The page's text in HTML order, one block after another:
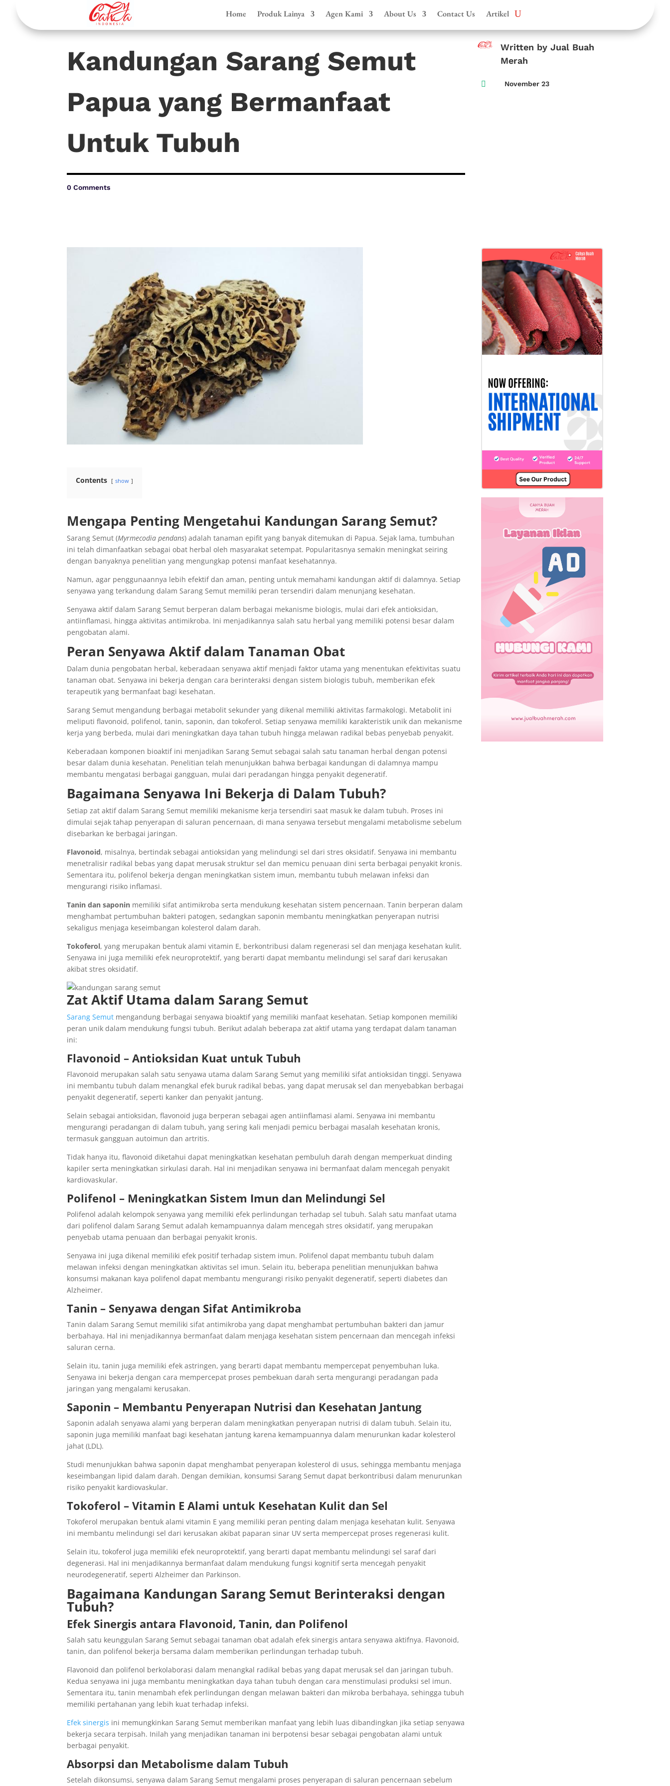
Home Produk Lainya Agen Kami About Us Contact Us Artikel
Kandungan Sarang Semut
Papua yang Bermanfaat
Untuk Tubuh
0 Comments
Written by Jual Buah
Merah
 November 23
Contents show
Mengapa Penting Mengetahui Kandungan Sarang Semut?
Sarang Semut (Myrmecodia pendans) adalah tanaman epifit yang banyak ditemukan di Papua. Sejak lama, tumbuhan
ini telah dimanfaatkan sebagai obat herbal oleh masyarakat setempat. Popularitasnya semakin meningkat seiring
dengan banyaknya penelitian yang mengungkap potensi manfaat kesehatannya.
Namun, agar penggunaannya lebih efektif dan aman, penting untuk memahami kandungan aktif di dalamnya. Setiap
senyawa yang terkandung dalam Sarang Semut memiliki peran tersendiri dalam menunjang kesehatan.
Senyawa aktif dalam Sarang Semut berperan dalam berbagai mekanisme biologis, mulai dari efek antioksidan,
antiinflamasi, hingga aktivitas antimikroba. Ini menjadikannya salah satu herbal yang memiliki potensi besar dalam
pengobatan alami.
Peran Senyawa Aktif dalam Tanaman Obat
Dalam dunia pengobatan herbal, keberadaan senyawa aktif menjadi faktor utama yang menentukan efektivitas suatu
tanaman obat. Senyawa ini bekerja dengan cara berinteraksi dengan sistem biologis tubuh, memberikan efek
terapeutik yang bermanfaat bagi kesehatan.
Sarang Semut mengandung berbagai metabolit sekunder yang dikenal memiliki aktivitas farmakologi. Metabolit ini
meliputi flavonoid, polifenol, tanin, saponin, dan tokoferol. Setiap senyawa memiliki karakteristik unik dan mekanisme
kerja yang berbeda, mulai dari meningkatkan daya tahan tubuh hingga melawan radikal bebas penyebab penyakit.
Keberadaan komponen bioaktif ini menjadikan Sarang Semut sebagai salah satu tanaman herbal dengan potensi
besar dalam dunia kesehatan. Penelitian telah menunjukkan bahwa berbagai kandungan di dalamnya mampu
membantu mengatasi berbagai gangguan, mulai dari peradangan hingga penyakit degeneratif.
Bagaimana Senyawa Ini Bekerja di Dalam Tubuh?
Setiap zat aktif dalam Sarang Semut memiliki mekanisme kerja tersendiri saat masuk ke dalam tubuh. Proses ini
dimulai sejak tahap penyerapan di saluran pencernaan, di mana senyawa tersebut mengalami metabolisme sebelum
disebarkan ke berbagai jaringan.
Flavonoid, misalnya, bertindak sebagai antioksidan yang melindungi sel dari stres oksidatif. Senyawa ini membantu
menetralisir radikal bebas yang dapat merusak struktur sel dan memicu penuaan dini serta berbagai penyakit kronis.
Sementara itu, polifenol bekerja dengan meningkatkan sistem imun, membantu tubuh melawan infeksi dan
mengurangi risiko inflamasi.
Tanin dan saponin memiliki sifat antimikroba serta mendukung kesehatan sistem pencernaan. Tanin berperan dalam
menghambat pertumbuhan bakteri patogen, sedangkan saponin membantu meningkatkan penyerapan nutrisi
sekaligus menjaga keseimbangan kolesterol dalam darah.
Tokoferol, yang merupakan bentuk alami vitamin E, berkontribusi dalam regenerasi sel dan menjaga kesehatan kulit.
Senyawa ini juga memiliki efek neuroprotektif, yang berarti dapat membantu melindungi sel saraf dari kerusakan
akibat stres oksidatif.
Zat Aktif Utama dalam Sarang Semut
Sarang Semut mengandung berbagai senyawa bioaktif yang memiliki manfaat kesehatan. Setiap komponen memiliki
peran unik dalam mendukung fungsi tubuh. Berikut adalah beberapa zat aktif utama yang terdapat dalam tanaman
ini:
Flavonoid – Antioksidan Kuat untuk Tubuh
Flavonoid merupakan salah satu senyawa utama dalam Sarang Semut yang memiliki sifat antioksidan tinggi. Senyawa
ini membantu tubuh dalam menangkal efek buruk radikal bebas, yang dapat merusak sel dan menyebabkan berbagai
penyakit degeneratif, seperti kanker dan penyakit jantung.
Selain sebagai antioksidan, flavonoid juga berperan sebagai agen antiinflamasi alami. Senyawa ini membantu
mengurangi peradangan di dalam tubuh, yang sering kali menjadi pemicu berbagai masalah kesehatan kronis,
termasuk gangguan autoimun dan artritis.
Tidak hanya itu, flavonoid diketahui dapat meningkatkan kesehatan pembuluh darah dengan memperkuat dinding
kapiler serta meningkatkan sirkulasi darah. Hal ini menjadikan senyawa ini bermanfaat dalam mencegah penyakit
kardiovaskular.
Polifenol – Meningkatkan Sistem Imun dan Melindungi Sel
Polifenol adalah kelompok senyawa yang memiliki efek perlindungan terhadap sel tubuh. Salah satu manfaat utama
dari polifenol dalam Sarang Semut adalah kemampuannya dalam mencegah stres oksidatif, yang merupakan
penyebab utama penuaan dan berbagai penyakit kronis.
Senyawa ini juga dikenal memiliki efek positif terhadap sistem imun. Polifenol dapat membantu tubuh dalam
melawan infeksi dengan meningkatkan aktivitas sel imun. Selain itu, beberapa penelitian menunjukkan bahwa
konsumsi makanan kaya polifenol dapat membantu mengurangi risiko penyakit degeneratif, seperti diabetes dan
Alzheimer.
Tanin – Senyawa dengan Sifat Antimikroba
Tanin dalam Sarang Semut memiliki sifat antimikroba yang dapat menghambat pertumbuhan bakteri dan jamur
berbahaya. Hal ini menjadikannya bermanfaat dalam menjaga kesehatan sistem pencernaan dan mencegah infeksi
saluran cerna.
Selain itu, tanin juga memiliki efek astringen, yang berarti dapat membantu mempercepat penyembuhan luka.
Senyawa ini bekerja dengan cara mempercepat proses pembekuan darah serta mengurangi peradangan pada
jaringan yang mengalami kerusakan.
Saponin – Membantu Penyerapan Nutrisi dan Kesehatan Jantung
Saponin adalah senyawa alami yang berperan dalam meningkatkan penyerapan nutrisi di dalam tubuh. Selain itu,
saponin juga memiliki manfaat bagi kesehatan jantung karena kemampuannya dalam menurunkan kadar kolesterol
jahat (LDL).
Studi menunjukkan bahwa saponin dapat menghambat penyerapan kolesterol di usus, sehingga membantu menjaga
keseimbangan lipid dalam darah. Dengan demikian, konsumsi Sarang Semut dapat berkontribusi dalam menurunkan
risiko penyakit kardiovaskular.
Tokoferol – Vitamin E Alami untuk Kesehatan Kulit dan Sel
Tokoferol merupakan bentuk alami vitamin E yang memiliki peran penting dalam menjaga kesehatan kulit. Senyawa
ini membantu melindungi sel dari kerusakan akibat paparan sinar UV serta mempercepat proses regenerasi kulit.
Selain itu, tokoferol juga memiliki efek neuroprotektif, yang berarti dapat membantu melindungi sel saraf dari
degenerasi. Hal ini menjadikannya bermanfaat dalam mendukung fungsi kognitif serta mencegah penyakit
neurodegeneratif, seperti Alzheimer dan Parkinson.
Bagaimana Kandungan Sarang Semut Berinteraksi dengan
Tubuh?
Efek Sinergis antara Flavonoid, Tanin, dan Polifenol
Salah satu keunggulan Sarang Semut sebagai tanaman obat adalah efek sinergis antara senyawa aktifnya. Flavonoid,
tanin, dan polifenol bekerja bersama dalam memberikan perlindungan terhadap tubuh.
Flavonoid dan polifenol berkolaborasi dalam menangkal radikal bebas yang dapat merusak sel dan jaringan tubuh.
Kedua senyawa ini juga membantu meningkatkan daya tahan tubuh dengan cara menstimulasi produksi sel imun.
Sementara itu, tanin menambah efek perlindungan dengan melawan bakteri dan mikroba berbahaya, sehingga tubuh
memiliki pertahanan yang lebih kuat terhadap infeksi.
Efek sinergis ini memungkinkan Sarang Semut memberikan manfaat yang lebih luas dibandingkan jika setiap senyawa
bekerja secara terpisah. Inilah yang menjadikan tanaman ini berpotensi besar sebagai pengobatan alami untuk
berbagai penyakit.
Absorpsi dan Metabolisme dalam Tubuh
Setelah dikonsumsi, senyawa dalam Sarang Semut mengalami proses penyerapan di saluran pencernaan sebelum